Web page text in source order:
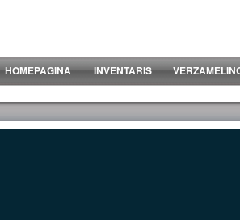
HOMEPAGINA
INVENTARIS